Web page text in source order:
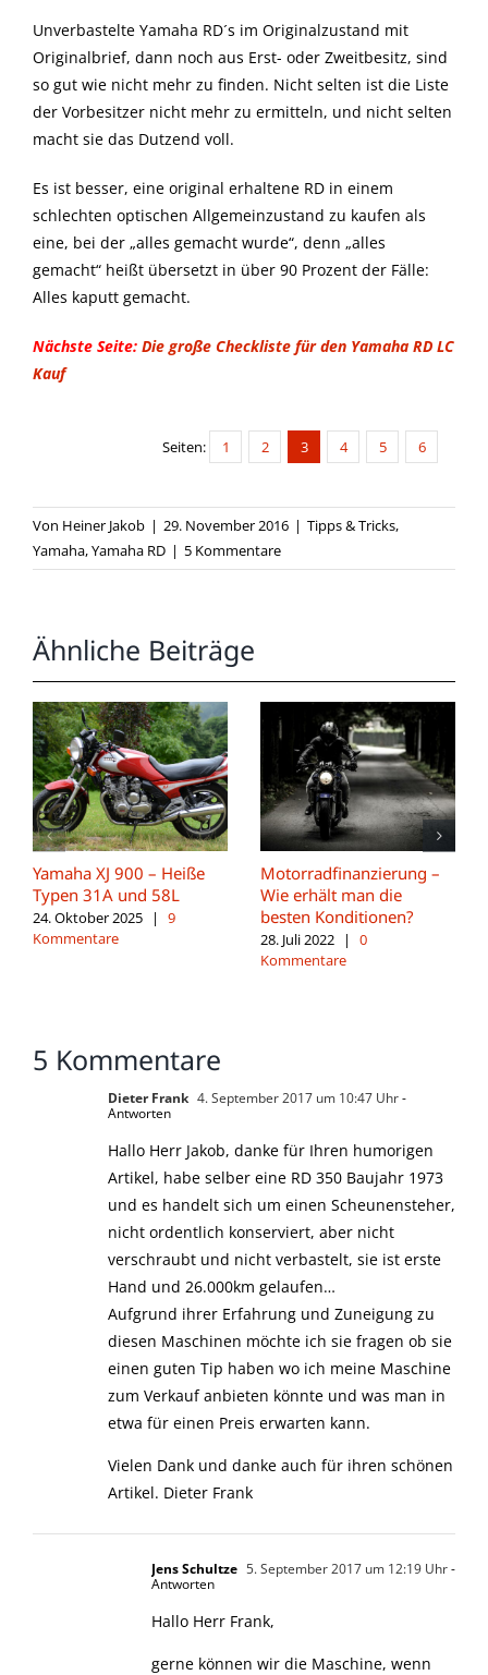
Unverbastelte Yamaha RD´s im Originalzustand mit
Originalbrief, dann noch aus Erst- oder Zweitbesitz, sind
so gut wie nicht mehr zu finden. Nicht selten ist die Liste
der Vorbesitzer nicht mehr zu ermitteln, und nicht selten
macht sie das Dutzend voll.
Es ist besser, eine original erhaltene RD in einem
schlechten optischen Allgemeinzustand zu kaufen als
eine, bei der „alles gemacht wurde“, denn „alles
gemacht“ heißt übersetzt in über 90 Prozent der Fälle:
Alles kaputt gemacht.
Nächste Seite: Die große Checkliste für den Yamaha RD LC
Kauf
Seiten: 1 2 3 4 5 6
Von Heiner Jakob | 29. November 2016 | Tipps & Tricks,
Yamaha,Yamaha RD | 5 Kommentare
Ähnliche Beiträge
Yamaha XJ 900 – Heiße
Typen 31A und 58L
24. Oktober 2025 |
9
Kommentare
Motorradfinanzierung –
Wie erhält man die
besten Konditionen?
28. Juli 2022 |
0
Kommentare
5 Kommentare
Dieter Frank 4. September 2017 um 10:47 Uhr-
Antworten
Hallo Herr Jakob, danke für Ihren humorigen
Artikel, habe selber eine RD 350 Baujahr 1973
und es handelt sich um einen Scheunensteher,
nicht ordentlich konserviert, aber nicht
verschraubt und nicht verbastelt, sie ist erste
Hand und 26.000km gelaufen…
Aufgrund ihrer Erfahrung und Zuneigung zu
diesen Maschinen möchte ich sie fragen ob sie
einen guten Tip haben wo ich meine Maschine
zum Verkauf anbieten könnte und was man in
etwa für einen Preis erwarten kann.
Vielen Dank und danke auch für ihren schönen
Artikel. Dieter Frank
Jens Schultze 5. September 2017 um 12:19 Uhr-
Antworten
Hallo Herr Frank,
gerne können wir die Maschine, wenn